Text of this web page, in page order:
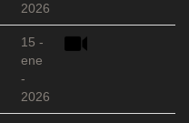
2026
15 -
ene
-
2026